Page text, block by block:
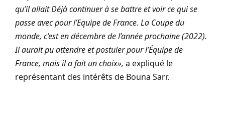
qu’il allait Déjà continuer à se battre et voir ce qui se
passe avec pour l’Equipe de France. La Coupe du
monde, c’est en décembre de l’année prochaine (2022).
Il aurait pu attendre et postuler pour l’Équipe de
France, mais il a fait un choix», a expliqué le
représentant des intérêts de Bouna Sarr.